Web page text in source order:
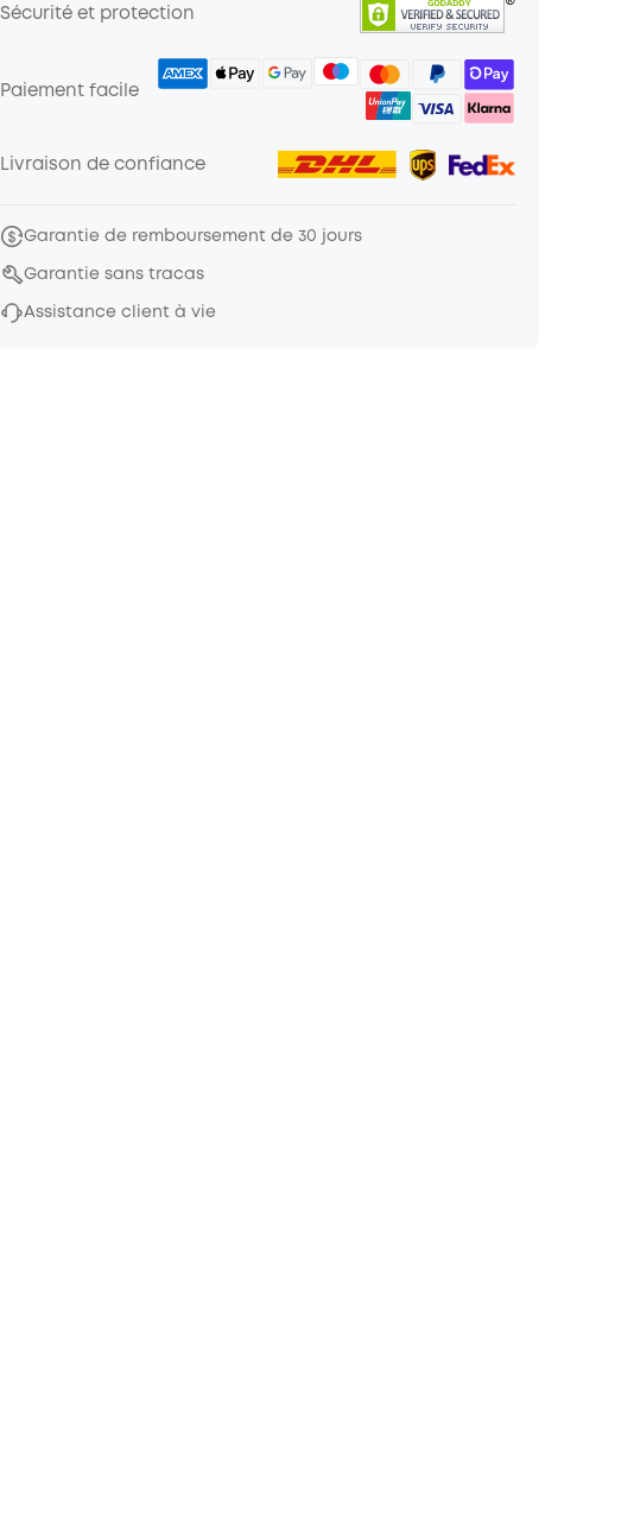
Sécurité et protection
Paiement facile
Livraison de confiance
Garantie de remboursement de 30 jours
Garantie sans tracas
Assistance client à vie